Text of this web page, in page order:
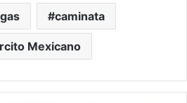
caminata
Mexicano